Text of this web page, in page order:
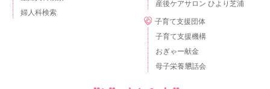
婦人科検索
産後ケアサロン ひより芝浦
子育て支援団体
子育て支援機構
おぎゃー献金
母子栄養懇話会